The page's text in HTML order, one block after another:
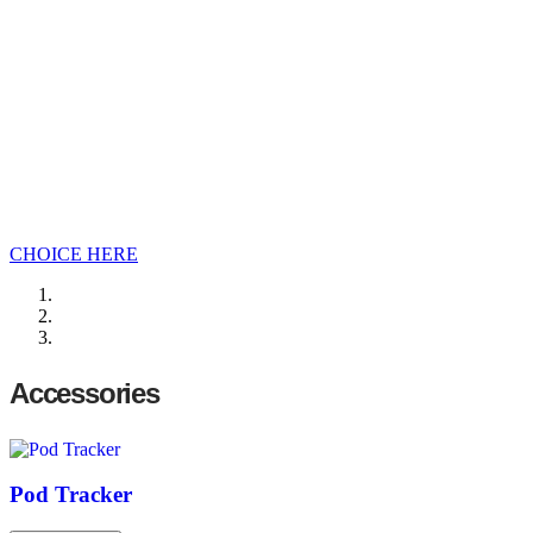
CHOICE HERE
Accessories
Pod Tracker